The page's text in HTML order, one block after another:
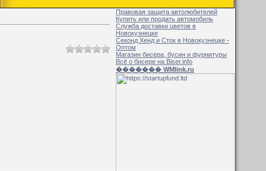
Правовая защита автолюбителей
Купить или продать автомобиль
Служба доставки цветов в
Новокузнецке
Секонд Хенд и Сток в Новокузнецке -
Оптом
Магазин бисера, бусин и фурнитуры
Всё о бисере на Biser.info
������� WMlink.ru